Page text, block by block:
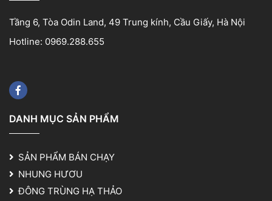
Tầng 6, Tòa Odin Land, 49 Trung kính, Cầu Giấy, Hà Nội
Hotline: 0969.288.655
DANH MỤC SẢN PHẨM
SẢN PHẨM BÁN CHẠY
NHUNG HƯƠU
ĐÔNG TRÙNG HẠ THẢO